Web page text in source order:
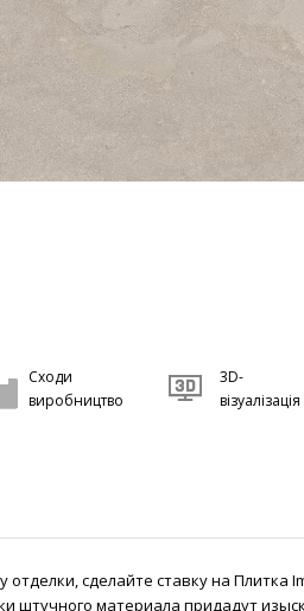
Сходи
виробництво
3D-
візуалізація
сделайте ставку на Плитка
штучного материала придадут